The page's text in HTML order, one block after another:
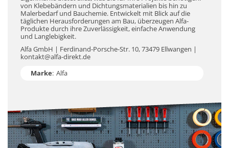
von Klebebändern und Dichtungsmaterialien bis hin zu
Malerbedarf und Bauchemie. Entwickelt mit Blick auf die
täglichen Herausforderungen am Bau, überzeugen Alfa-
Produkte durch ihre Zuverlässigkeit, einfache Anwendung
und Langlebigkeit.
Alfa GmbH | Ferdinand-Porsche-Str. 10, 73479 Ellwangen |
kontakt@alfa-direkt.de
Marke: Alfa